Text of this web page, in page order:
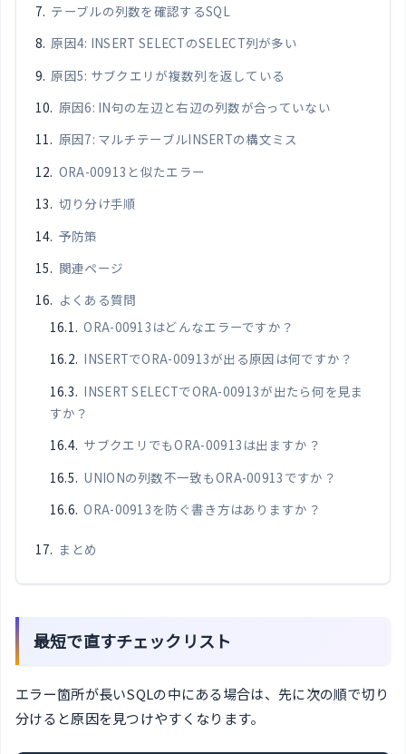
テーブルの列数を確認するSQL
原因4: INSERT SELECTのSELECT列が多い
原因5: サブクエリが複数列を返している
原因6: IN句の左辺と右辺の列数が合っていない
原因7: マルチテーブルINSERTの構文ミス
ORA-00913と似たエラー
切り分け手順
予防策
関連ページ
よくある質問
ORA-00913はどんなエラーですか？
INSERTでORA-00913が出る原因は何ですか？
INSERT SELECTでORA-00913が出たら何を見ま
すか？
サブクエリでもORA-00913は出ますか？
UNIONの列数不一致もORA-00913ですか？
ORA-00913を防ぐ書き方はありますか？
まとめ
最短で直すチェックリスト
エラー箇所が長いSQLの中にある場合は、先に次の順で切り
分けると原因を見つけやすくなります。